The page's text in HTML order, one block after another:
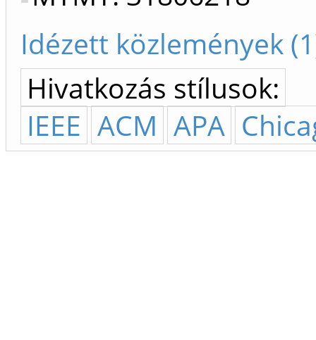
Idézett közlemények
Hivatkozás stílusok:
IEEE ACM APA